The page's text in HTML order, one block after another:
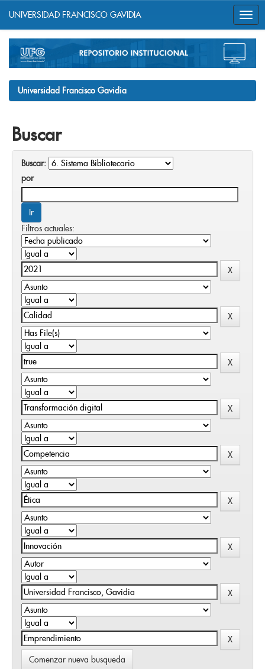
navigation
UNIVERSIDAD FRANCISCO GAVIDIA
Universidad Francisco Gavidia
Buscar
Buscar:
por
Filtros actuales:
Comenzar nueva busqueda